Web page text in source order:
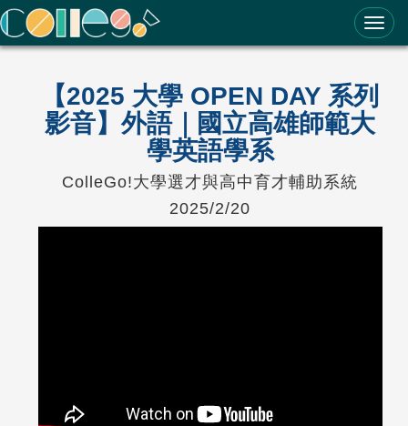
ColleGo! 大學選才與高中育才輔助系統
【2025 大學 OPEN DAY 系列
影音】外語｜國立高雄師範大
學英語學系
ColleGo!大學選才與高中育才輔助系統
2025/2/20